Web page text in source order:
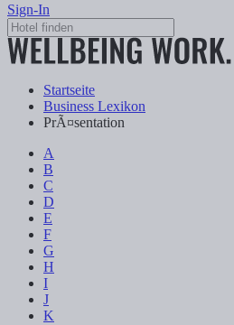
Sign-In
Startseite
Business Lexikon
PrÃ¤sentation
A
B
C
D
E
F
G
H
I
J
K